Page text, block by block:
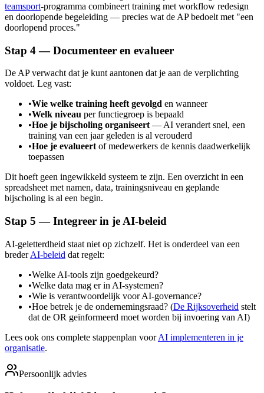
teamsport-programma combineert training met workflow redesign
en doorlopende begeleiding — precies wat de AP bedoelt met "een
doorlopend proces."
Stap 4 — Documenteer en evalueer
De AP verwacht dat je kunt aantonen dat je aan de verplichting
voldoet. Leg vast:
•Wie welke training heeft gevolgd en wanneer
•Welk niveau per functiegroep is bepaald
•Hoe je bijscholing organiseert — AI verandert snel, een
training van een jaar geleden is al verouderd
•Hoe je evalueert of medewerkers de kennis daadwerkelijk
toepassen
Dit hoeft geen ingewikkeld systeem te zijn. Een overzicht in een
spreadsheet met namen, data, trainingsniveau en geplande
bijscholing is al een begin.
Stap 5 — Integreer in je AI-beleid
AI-geletterdheid staat niet op zichzelf. Het is onderdeel van een
brederAI-beleid dat regelt:
•Welke AI-tools zijn goedgekeurd?
•Welke data mag er in AI-systemen?
•Wie is verantwoordelijk voor AI-governance?
•Hoe betrek je de ondernemingsraad? (De Rijksoverheid stelt
dat de OR geïnformeerd moet worden bij invoering van AI)
Lees ook ons complete stappenplan voorAI implementeren in je
organisatie.
Persoonlijk advies